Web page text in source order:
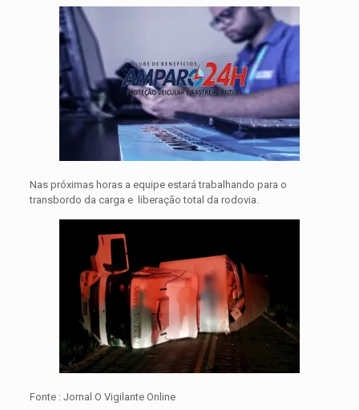
Nas próximas horas a equipe estará trabalhando para o
transbordo da carga e liberação total da rodovia.
Fonte : Jornal O Vigilante Online